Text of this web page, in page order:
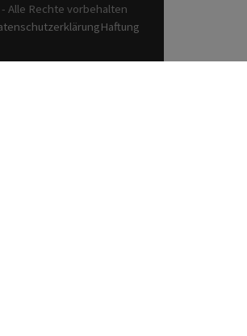
- Alle Rechte vorbehalten
Haftung